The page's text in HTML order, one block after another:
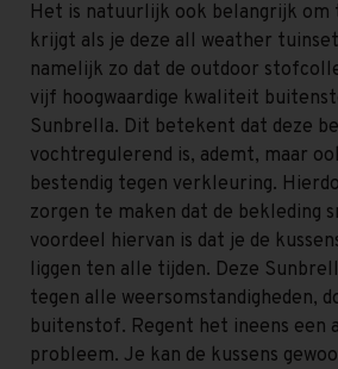
Het is natuurlijk ook belangrijk om
krijgt als je deze all weather
namelijk zo dat de outdoor
vijf hoogwaardige kwaliteit
Sunbrella. Dit betekent dat deze
vochtregulerend is, ademt, maar
bestendig tegen verkleuring.
zorgen te maken dat de bekleding
voordeel hiervan is dat je de
liggen ten alle tijden. Deze
tegen alle weersomstandigheden,
buitenstof. Regent het ineens een
probleem. Je kan de kussens